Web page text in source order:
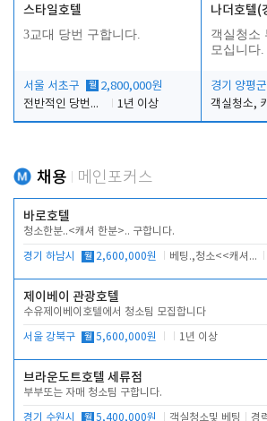
스타일호텔
3교대 당번 구합니다.
서울 서초구 월 2,800,000원
전반적인 당번업무
1년 이상
나더호텔(
객실청소
모십니다.
경기 양평군
객실청소,
채용 메인포커스
바로호텔
청소한분..<캐셔 한분>.. 구합니다.
경기 하남시 월 2,600,000원 베팅.,청소<<캐셔 모셔봅니다.
제이베이 관광호텔
수유제이베이호텔에서 청소팀 모집합니다
서울 강북구 월 5,600,000원 1년 이상
브라운도트호텔 세류점
부부또는 자매 청소팀 구합니다.
경기 수원시 월 5,400,000원 객실청소및 베팅 경